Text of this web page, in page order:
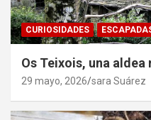
CURIOSIDADES
Os Teixois, una aldea
29 mayo, 2026 sara Suárez